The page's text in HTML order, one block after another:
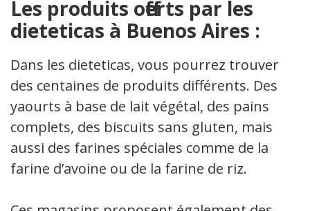
Les produits offerts par les
dieteticas à Buenos Aires :
Dans les dieteticas, vous pourrez trouver
des centaines de produits différents. Des
yaourts à base de lait végétal, des pains
complets, des biscuits sans gluten, mais
aussi des farines spéciales comme de la
farine d’avoine ou de la farine de riz.